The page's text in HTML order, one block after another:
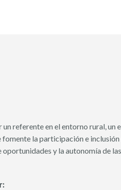
referente en el entorno rural, un
fomente la participación e
y la autonomía de